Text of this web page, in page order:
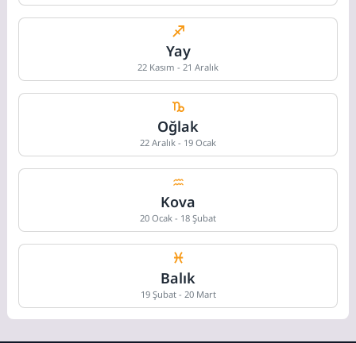
Yay
22 Kasım - 21 Aralık
Oğlak
22 Aralık - 19 Ocak
Kova
20 Ocak - 18 Şubat
Balık
19 Şubat - 20 Mart